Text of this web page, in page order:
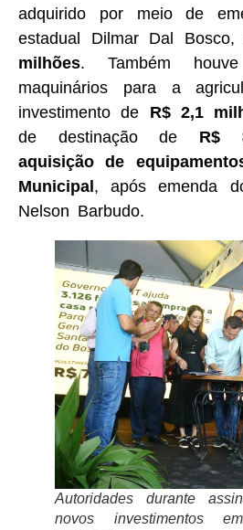
adquirido por meio de
estadual Dilmar Dal
milhões. Também
maquinários para a
investimento de R$ 2,1
de destinação de R$
aquisição de
Municipal , após emenda
Nelson Barbudo.
Autoridades durante
novos investimentos